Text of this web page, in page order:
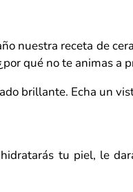
nuestra receta de
qué no te animas a
brillante. Echa un
tu piel, le